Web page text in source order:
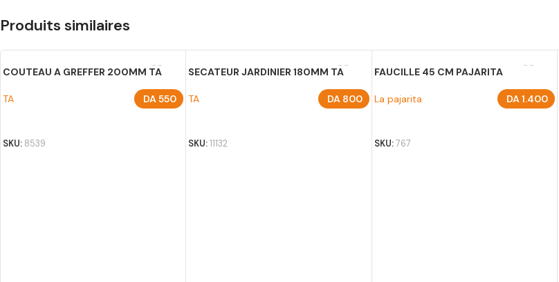
Produits similaires
COUTEAU A GREFFER 200MM TA
TA DA550
SKU: 8539
SECATEUR JARDINIER 180MM TA
TA DA800
SKU:11132
FAUCILLE 45 CM PAJARITA
La pajarita DA1.400
SKU:767